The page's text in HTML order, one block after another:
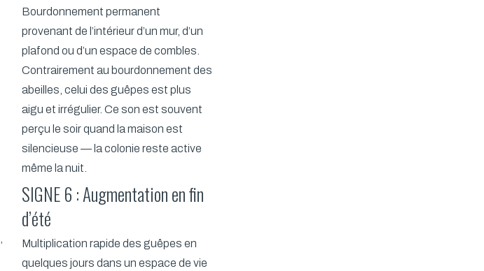
Bourdonnement permanent
provenant de l’intérieur d’un mur, d’un
plafond ou d’un espace de combles.
Contrairement au bourdonnement des
abeilles, celui des guêpes est plus
aigu et irrégulier. Ce son est souvent
perçu le soir quand la maison est
silencieuse — la colonie reste active
même la nuit.
SIGNE 6 : Augmentation en fin
d’été
Multiplication rapide des guêpes en
quelques jours dans un espace de vie